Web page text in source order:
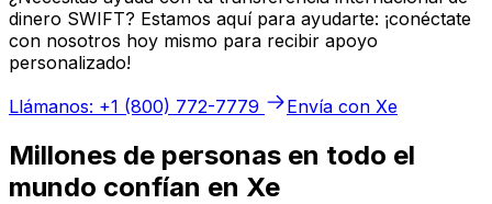
dinero SWIFT? Estamos aquí para ayudarte: ¡conéctate
con nosotros hoy mismo para recibir apoyo
personalizado!
Llámanos: +1 (800) 772-7779
Envía con Xe
Millones de personas en todo el
mundo confían en Xe